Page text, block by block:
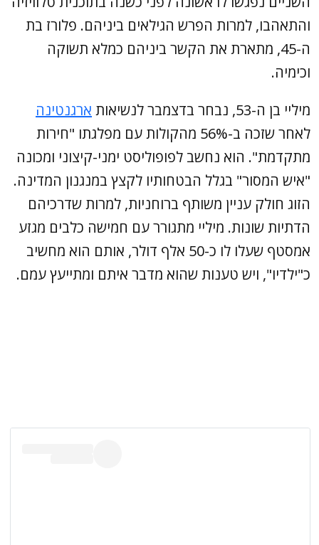
והתאהבו, למרות הפרש הגילאים ביניהם. פלורז בת
ה-45, מתארת את הקשר ביניהם כמלא תשוקה
וכימיה.
מיליי בן ה-53, נבחר בדצמבר לנשיאות
ארגנטינה
לאחר שזכה ב-56% מהקולות עם מפלגתו "חירות
מתקדמת". הוא נחשב לפופוליסט ימני-קיצוני ומכונה
"איש המסור" בגלל הבטחותיו לקצץ במנגנון המדינה.
הזוג חולק עניין משותף ברוחניות, למרות שדרכיהם
הדתיות שונות. מיליי מתגורר עם חמישה כלבים מגזע
אמסטף שעלו לו כ-50 אלף דולר, אותם הוא מחשיב
כ"ילדיו", ויש טענות שהוא מדבר איתם ומתייעץ עמם.